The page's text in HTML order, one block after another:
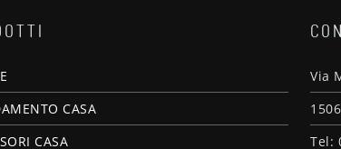
CASA
CASA
Via
Tel: